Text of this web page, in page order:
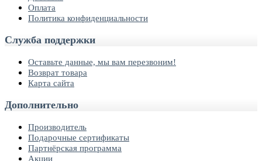
Оплата
Политика конфиденциальности
Служба поддержки
Оставьте данные, мы вам перезвоним!
Возврат товара
Карта сайта
Дополнительно
Производитель
Подарочные сертификаты
Партнёрская программа
Акции